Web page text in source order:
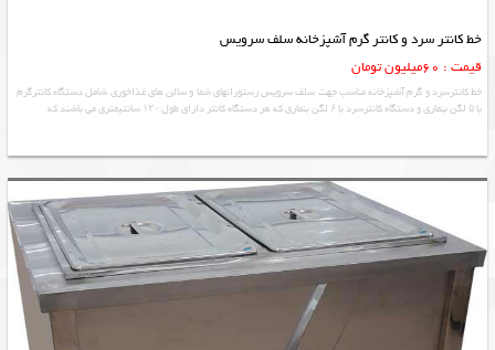
خط کانتر سرد و کانتر گرم آشپزخانه سلف سرویس
قیمت : 60میلیون تومان
خط کانترسرد و گرم آشپزخانه مناسب جهت سلف سرویس رستورانهای شما و سالن های غذاخوری شامل دستگاه کانترگرم
با ۵ لگن بنماری و دستگاه کانترسرد با ۶ لگن بنماری که هر دستگاه کانتر دارای طول ۱۲۰ سانتیمتری می باشند که